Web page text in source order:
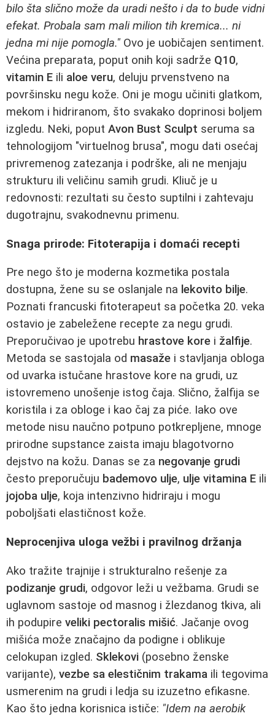
bilo šta slično može da uradi nešto i da to bude vidni
efekat. Probala sam mali milion tih kremica... ni
jedna mi nije pomogla." Ovo je uobičajen sentiment.
Većina preparata, poput onih koji sadrže Q10,
vitamin E ili aloe veru, deluju prvenstveno na
površinsku negu kože. Oni je mogu učiniti glatkom,
mekom i hidriranom, što svakako doprinosi boljem
izgledu. Neki, poput Avon Bust Sculpt seruma sa
tehnologijom "virtuelnog brusa", mogu dati osećaj
privremenog zatezanja i podrške, ali ne menjaju
strukturu ili veličinu samih grudi. Kliuč je u
redovnosti: rezultati su često suptilni i zahtevaju
dugotrajnu, svakodnevnu primenu.
Snaga prirode: Fitoterapija i domaći recepti
Pre nego što je moderna kozmetika postala
dostupna, žene su se oslanjale na lekovito bilje.
Poznati francuski fitoterapeut sa početka 20. veka
ostavio je zabeležene recepte za negu grudi.
Preporučivao je upotrebu hrastove kore i žalfije.
Metoda se sastojala od masaže i stavljanja obloga
od uvarka istučane hrastove kore na grudi, uz
istovremeno unošenje istog čaja. Slično, žalfija se
koristila i za obloge i kao čaj za piće. Iako ove
metode nisu naučno potpuno potkrepljene, mnoge
prirodne supstance zaista imaju blagotvorno
dejstvo na kožu. Danas se za negovanje grudi
često preporučuju bademovo ulje, ulje vitamina E ili
jojoba ulje, koja intenzivno hidriraju i mogu
poboljšati elastičnost kože.
Neprocenjiva uloga vežbi i pravilnog držanja
Ako tražite trajnije i strukturalno rešenje za
podizanje grudi, odgovor leži u vežbama. Grudi se
uglavnom sastoje od masnog i žlezdanog tkiva, ali
ih podupire veliki pectoralis mišić. Jačanje ovog
mišića može značajno da podigne i oblikuje
celokupan izgled. Sklekovi (posebno ženske
varijante), vezbe sa elestičnim trakama ili tegovima
usmerenim na grudi i ledja su izuzetno efikasne.
Kao što jedna korisnica ističe: "Idem na aerobik